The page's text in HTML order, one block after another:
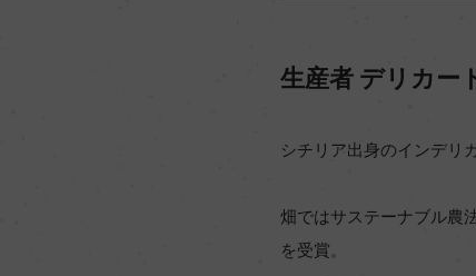
生産者 デリカー
シチリア出身のインデリ
畑ではサステーナブル農
を受賞。